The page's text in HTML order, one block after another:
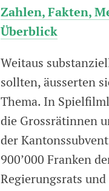
Zahlen, Fakten,
Überblick
Weitaus
sollten, äusserten
Thema. In
die Grossrätinnen
der
900’000 Franken
Regierungsrats